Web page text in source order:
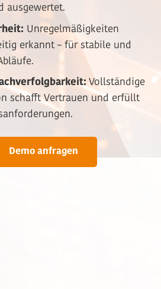
ausgewertet.
Unregelmäßigkeiten
erkannt – für stabile und
Vollständige
schafft Vertrauen und erfüllt
Demo anfragen